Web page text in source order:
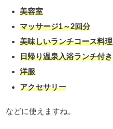
美容室
マッサージ1～2回分
美味しいランチコース料理
日帰り温泉入浴ランチ付き
洋服
アクセサリー
などに使えますね。